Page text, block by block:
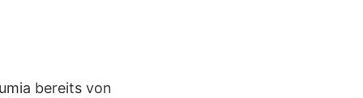
bereits von